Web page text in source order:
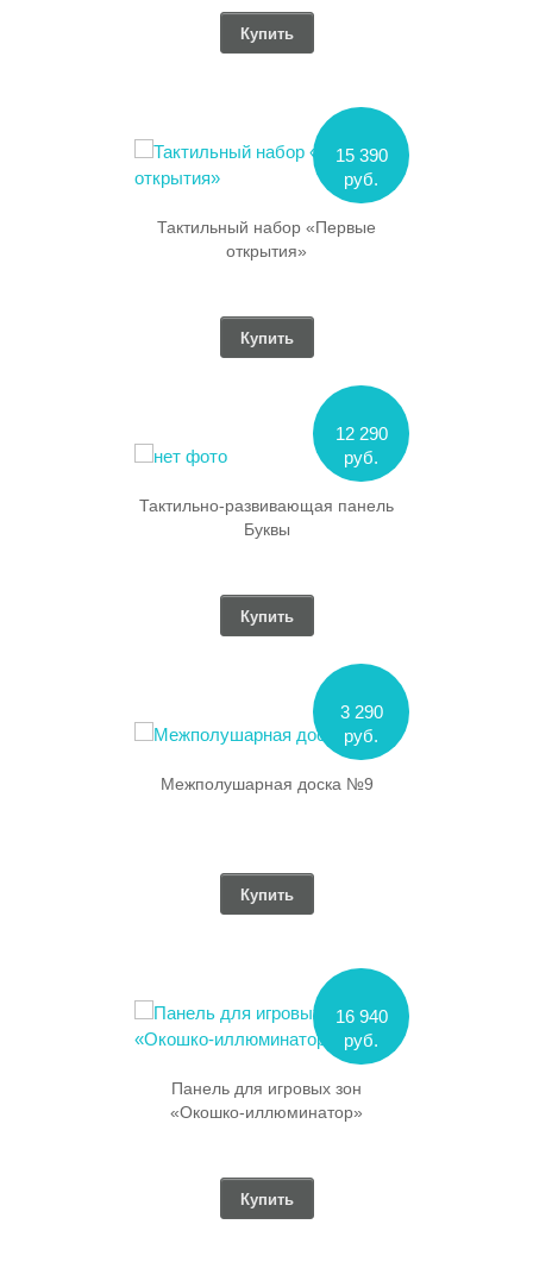
Купить
15 390
руб.
Тактильный набор «Первые
открытия»
Купить
12 290
руб.
Тактильно-развивающая панель
Буквы
Купить
3 290
руб.
Межполушарная доска №9
Купить
16 940
руб.
Панель для игровых зон
«Окошко-иллюминатор»
Купить